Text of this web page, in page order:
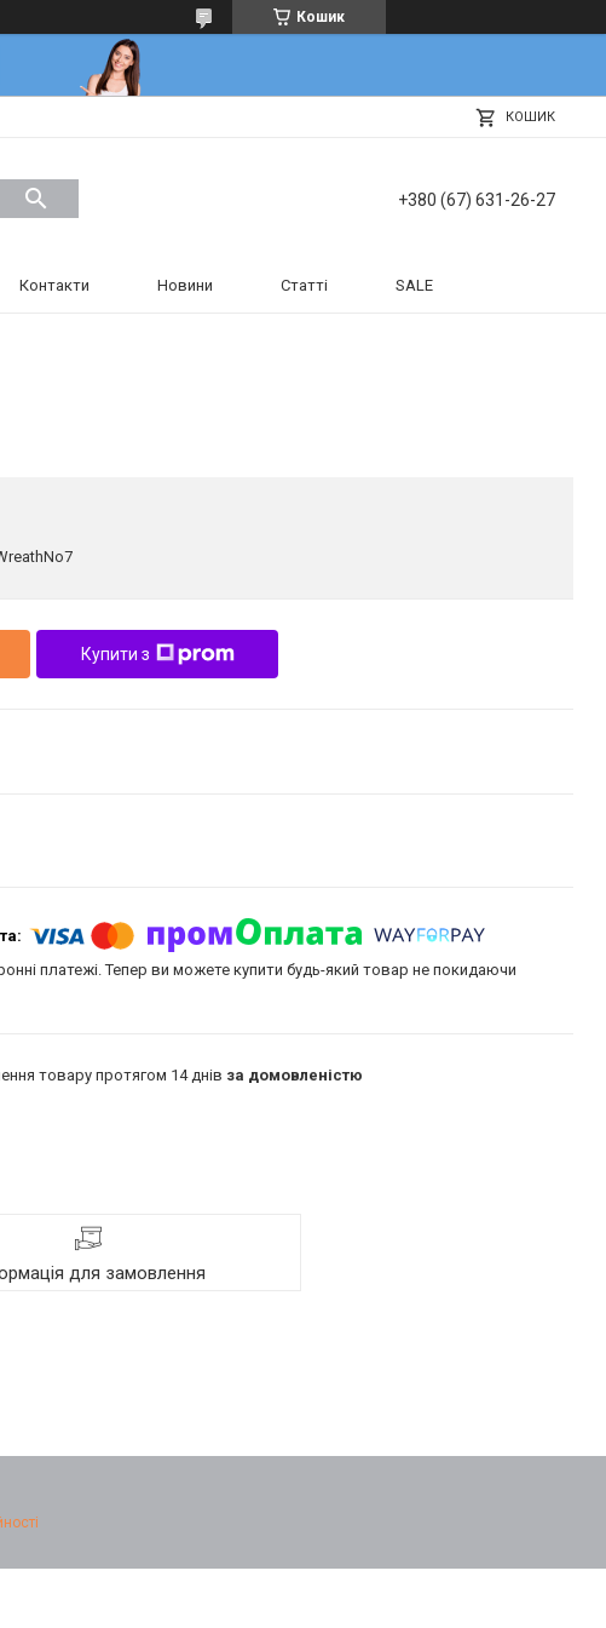
Кошик
КОШИК
+380 (67) 631-26-27
Контакти Новини Статті SALE
Купити з
платежі. Тепер ви можете купити будь-який товар не покидаючи
товару протягом 14 днів за домовленістю
для замовлення